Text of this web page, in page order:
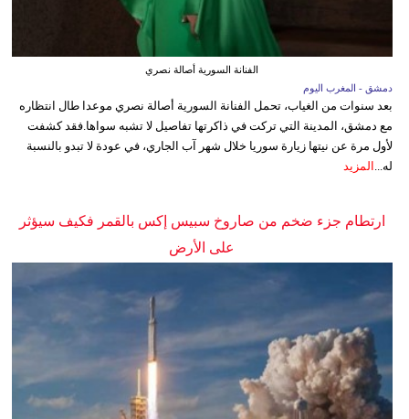
الفنانة السورية أصالة نصري
دمشق - المغرب اليوم
بعد سنوات من الغياب، تحمل الفنانة السورية أصالة نصري موعدا طال انتظاره
مع دمشق، المدينة التي تركت في ذاكرتها تفاصيل لا تشبه سواها.فقد كشفت
لأول مرة عن نيتها زيارة سوريا خلال شهر آب الجاري، في عودة لا تبدو بالنسبة
له... المزيد
ارتطام جزء ضخم من صاروخ سبيس إكس بالقمر فكيف سيؤثر
على الأرض